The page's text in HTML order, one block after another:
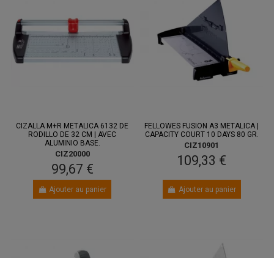
CIZALLA M+R METALICA 6132 DE
RODILLO DE 32 CM | AVEC
ALUMINIO BASE.
CIZ20000
99,67 €
Ajouter au panier
FELLOWES FUSION A3 METALICA |
CAPACITY COURT 10 DAYS 80 GR.
CIZ10901
109,33 €
Ajouter au panier